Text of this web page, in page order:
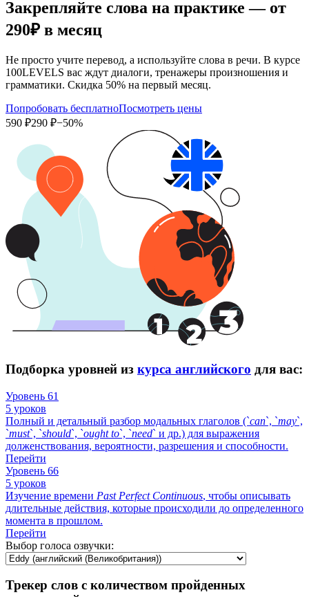
Закрепляйте слова на практике — от
290₽ в месяц
Не просто учите перевод, а используйте слова в речи. В курсе
100LEVELS вас ждут диалоги, тренажеры произношения и
грамматики. Скидка 50% на первый месяц.
Попробовать бесплатноПосмотреть цены
590 ₽290 ₽−50%
Подборка уровней из курса английского для вас:
Уровень 61
5 уроков
Полный и детальный разбор модальных глаголов (`can`, `may`,
`must`, `should`, `ought to`, `need` и др.) для выражения
долженствования, вероятности, разрешения и способности.
Перейти
Уровень 66
5 уроков
Изучение времени Past Perfect Continuous, чтобы описывать
длительные действия, которые происходили до определенного
момента в прошлом.
Перейти
Выбор голоса озвучки:
Трекер слов с количеством пройденных